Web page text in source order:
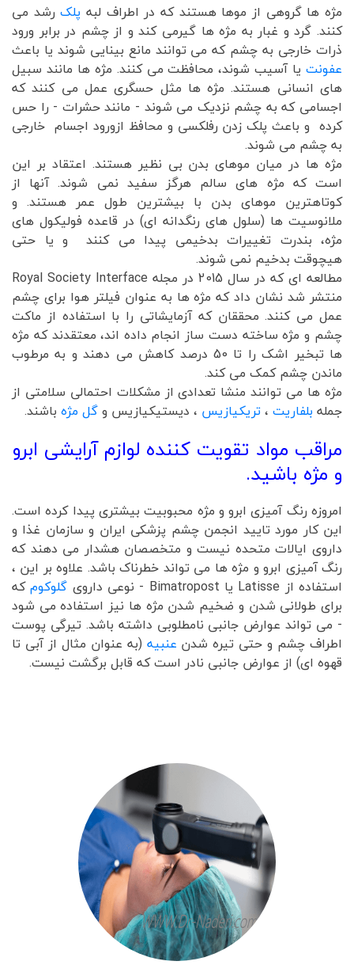
مژه ها گروهی از موها هستند که در اطراف لبه پلکرشد می
کنند. گرد و غبار به مژه ها گیرمی کند و از چشم در برابر ورود
ذرات خارجی به چشم که می توانند مانع بینایی شوند یا باعث
عفونت یا آسیب شوند، محافظت می کنند. مژه ها مانند سبیل
های انسانی هستند. مژه ها مثل حسگری عمل می کنند که
اجسامی که به چشم نزدیک می شوند - مانند حشرات - را حس
کرده و باعث پلک زدن رفلکسی و محافظ ازورود اجسام خارجی
به چشم می شوند.
مژه ها در میان موهای بدن بی نظیر هستند. اعتقاد بر این
است که مژه های سالم هرگز سفید نمی شوند. آنها از
کوتاهترین موهای بدن با بیشترین طول عمر هستند. و
ملانوسیت ها (سلول های رنگدانه ای) در قاعده فولیکول های
مژه، بندرت تغییرات بدخیمی پیدا می کنند و یا حتی
هیچوقت بدخیم نمی شوند.
مطالعه ای که در سال 2015 در مجله Royal Society Interface
منتشر شد نشان داد که مژه ها به عنوان فیلتر هوا برای چشم
عمل می کنند. محققان که آزمایشاتی را با استفاده از ماکت
چشم و مژه ساخته دست ساز انجام داده اند، معتقدند که مژه
ها تبخیر اشک را تا 50 درصد کاهش می دهند و به مرطوب
ماندن چشم کمک می کند.
مژه ها می توانند منشا تعدادی از مشکلات احتمالی سلامتی از
جمله بلفاریت ،تریکیازیس ، دیستیکیازیس وگل مژه باشند.
مراقب مواد تقویت کننده لوازم آرایشی ابرو
و مژه باشید.
امروزه رنگ آمیزی ابرو و مژه محبوبیت بیشتری پیدا کرده است.
این کار مورد تایید انجمن چشم پزشکی ایران و سازمان غذا و
داروی ایالات متحده نیست و متخصصان هشدار می دهند که
رنگ آمیزی ابرو و مژه ها می تواند خطرناک باشد. علاوه بر این ،
استفاده از Latisse یا Bimatropost - نوعی داروی
گلوکومکه
برای طولانی شدن و ضخیم شدن مژه ها نیز استفاده می شود
- می تواند عوارض جانبی نامطلوبی داشته باشد. تیرگی پوست
اطراف چشم و حتی تیره شدن عنبیه (به عنوان مثال از آبی تا
قهوه ای) از عوارض جانبی نادر است که قابل برگشت نیست.